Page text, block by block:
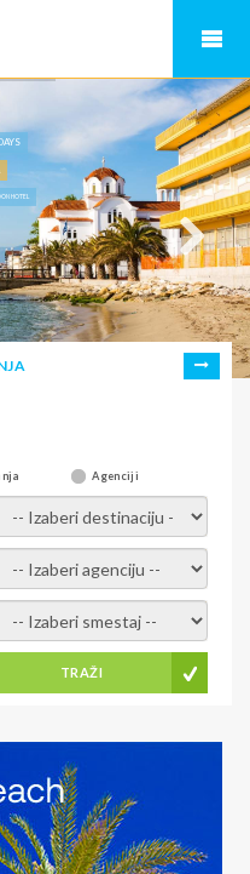
HOTEL
Agenciji
- izaberi destinaciju -
- izaberi agenciju -
- Izaberite smestaj -
TRAŽI